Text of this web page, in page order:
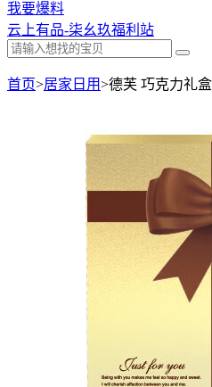
我要爆料
云上有品-柒幺玖福利站
首页>居家日用>德芙 巧克力礼